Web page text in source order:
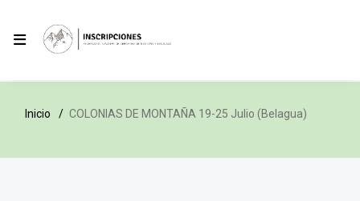
Inicio COLONIAS DE MONTAÑA 19-25 Julio (Belagua)